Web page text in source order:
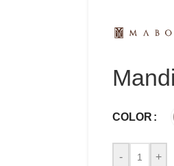
COLOR
- +